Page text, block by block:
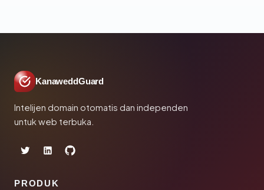
KanaweddGuard
Intelijen domain otomatis dan independen
untuk web terbuka.
PRODUK